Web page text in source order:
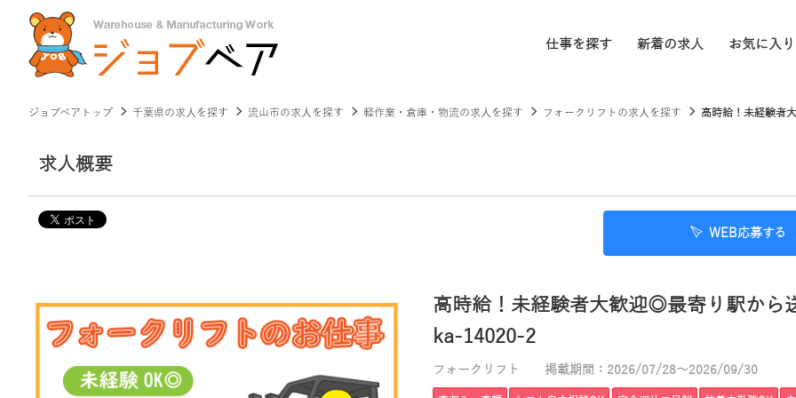
仕事を探す 新着の求人 お気に入り
ジョブベアトップ 千葉県の求人を探す 流山市の求人を探す 軽作業・倉庫・物流の求人を探す フォークリフトの求人を探す 高時給！未経験者
求人概要
WEB応募する
高時給！未経験者大歓迎◎最寄り駅から
ka-14020-2
フォークリフト 掲載期間：2026/07/28～2026/09/30